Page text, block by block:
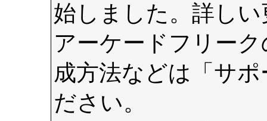
始しました。詳し
アーケードフリー
成方法などは 「サ
ださい。